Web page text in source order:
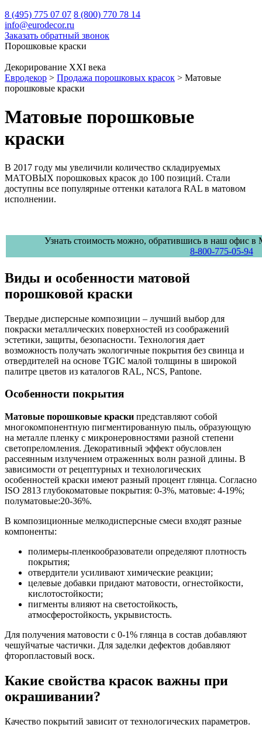
8 (495) 775 07 07 8 (800) 770 78 14
info@eurodecor.ru
Заказать обратный звонок
Порошковые краски
Декорирование XXI века
Евродекор > Продажа порошковых красок > Матовые
порошковые краски
Матовые порошковые
краски
В 2017 году мы увеличили количество складируемых
МАТОВЫХ порошковых красок до 100 позиций. Стали
доступны все популярные оттенки каталога RAL в матовом
исполнении.
Узнать стоимость можно, обратившись в наш офис в
8-800-775-05-94
Виды и особенности матовой
порошковой краски
Твердые дисперсные композиции – лучший выбор для
покраски металлических поверхностей из соображений
эстетики, защиты, безопасности. Технология дает
возможность получать экологичные покрытия без свинца и
отвердителей на основе TGIC малой толщины в широкой
палитре цветов из каталогов RAL, NCS, Pantone.
Особенности покрытия
Матовые порошковые краски представляют собой
многокомпонентную пигментированную пыль, образующую
на металле пленку с микронеровностями разной степени
светопреломления. Декоративный эффект обусловлен
рассеянным излучением отраженных волн разной длины. В
зависимости от рецептурных и технологических
особенностей краски имеют разный процент глянца. Согласно
ISO 2813 глубокоматовые покрытия: 0-3%, матовые: 4-19%;
полуматовые:20-36%.
В композиционные мелкодисперсные смеси входят разные
компоненты:
полимеры-пленкообразователи определяют плотность
покрытия;
отвердители усиливают химические реакции;
целевые добавки придают матовости, огнестойкости,
кислотостойкости;
пигменты влияют на светостойкость,
атмосферостойкость, укрывистость.
Для получения матовости с 0-1% глянца в состав добавляют
чешуйчатые частички. Для заделки дефектов добавляют
фторопластовый воск.
Какие свойства красок важны при
окрашивании?
Качество покрытий зависит от технологических параметров.